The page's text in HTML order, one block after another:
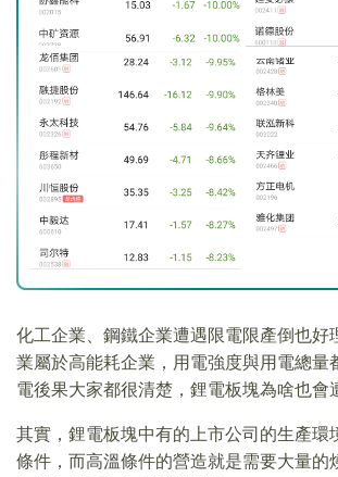
化工企業、鋼鐵企業遭遇限電限產倒也好
業屬於高能耗企業，用電強度與用電總量
電後果大家都很清楚，鋰電板塊為啥也會
其實，鋰電板塊中有的上市公司的生產環
條件，而高溫條件的營造就是需要大量的